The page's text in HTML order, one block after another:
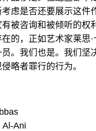
虑是否还要展示这件
被咨询和被倾听的权
的，正如艺术家莱思
。我们也是。我们坚
略者罪行的行为。
Al-Ani